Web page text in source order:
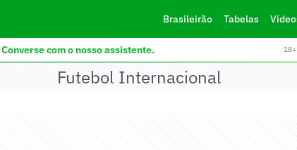
Brasileirão Tabelas
Converse com o nosso assistente.
Futebol Internacional